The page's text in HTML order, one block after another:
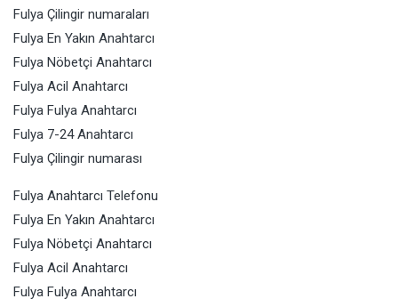
Fulya Çilingir numaraları
Fulya En Yakın Anahtarcı
Fulya Nöbetçi Anahtarcı
Fulya Acil Anahtarcı
Fulya Fulya Anahtarcı
Fulya 7-24 Anahtarcı
Fulya Çilingir numarası
Fulya Anahtarcı Telefonu
Fulya En Yakın Anahtarcı
Fulya Nöbetçi Anahtarcı
Fulya Acil Anahtarcı
Fulya Fulya Anahtarcı